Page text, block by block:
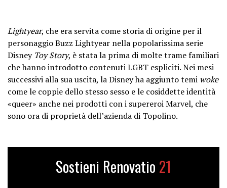
Lightyear, che era servita come storia di origine per il
personaggio Buzz Lightyear nella popolarissima serie
Disney Toy Story, è stata la prima di molte trame familiari
che hanno introdotto contenuti LGBT espliciti. Nei mesi
successivi alla sua uscita, la Disney ha aggiunto temi woke
come le coppie dello stesso sesso e le cosiddette identità
«queer» anche nei prodotti con i supereroi Marvel, che
sono ora di proprietà dell’azienda di Topolino.
Sostieni Renovatio 21